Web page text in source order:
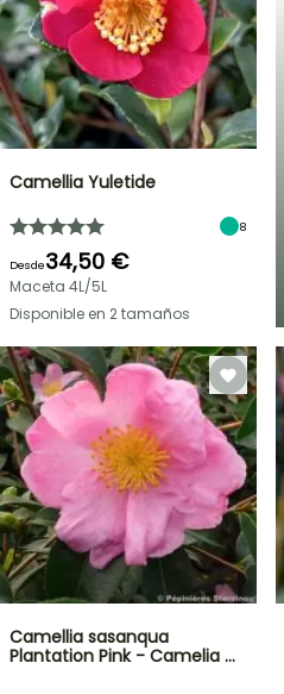
Camellia Yuletide
8
Desde34,50 €
Maceta 4L/5L
Disponible en 2 tamaños
Camellia sasanqua
Plantation Pink - Camelia …